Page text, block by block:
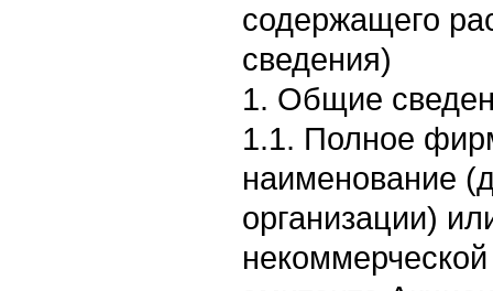
содержащего
сведения)
1. Общие
1.1. Полное
наименование
организации)